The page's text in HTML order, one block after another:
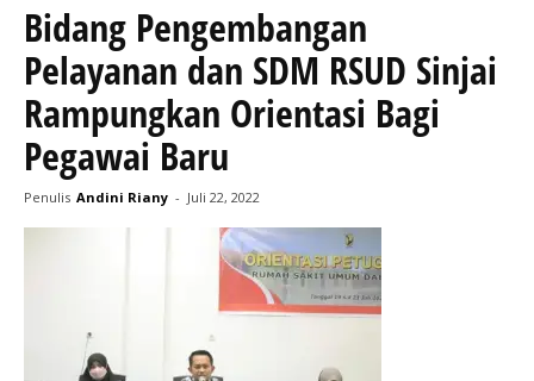
Bidang Pengembangan
Pelayanan dan SDM RSUD Sinjai
Rampungkan Orientasi Bagi
Pegawai Baru
Penulis Andini Riany - Juli 22, 2022